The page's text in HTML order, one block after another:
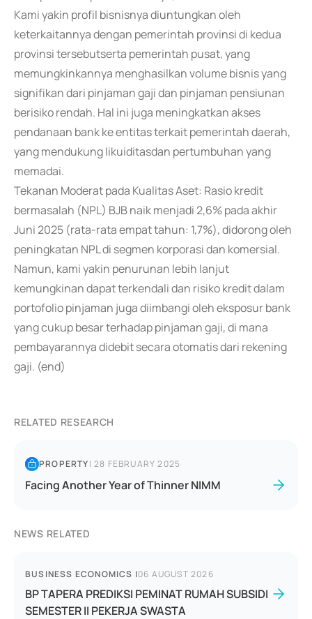
Kami yakin profil bisnisnya diuntungkan oleh
keterkaitannya dengan pemerintah provinsi di kedua
provinsi tersebutserta pemerintah pusat, yang
memungkinkannya menghasilkan volume bisnis yang
signifikan dari pinjaman gaji dan pinjaman pensiunan
berisiko rendah. Hal ini juga meningkatkan akses
pendanaan bank ke entitas terkait pemerintah daerah,
yang mendukung likuiditasdan pertumbuhan yang
memadai.
Tekanan Moderat pada Kualitas Aset: Rasio kredit
bermasalah (NPL) BJB naik menjadi 2,6% pada akhir
Juni 2025 (rata-rata empat tahun: 1,7%), didorong oleh
peningkatan NPL di segmen korporasi dan komersial.
Namun, kami yakin penurunan lebih lanjut
kemungkinan dapat terkendali dan risiko kredit dalam
portofolio pinjaman juga diimbangi oleh eksposur bank
yang cukup besar terhadap pinjaman gaji, di mana
pembayarannya didebit secara otomatis dari rekening
gaji. (end)
RELATED RESEARCH
PROPERTY|28 FEBRUARY 2025
Facing Another Year of Thinner NIMM
NEWS RELATED
BUSINESS ECONOMICS |06 AUGUST 2026
BP TAPERA PREDIKSI PEMINAT RUMAH SUBSIDI
SEMESTER II PEKERJA SWASTA